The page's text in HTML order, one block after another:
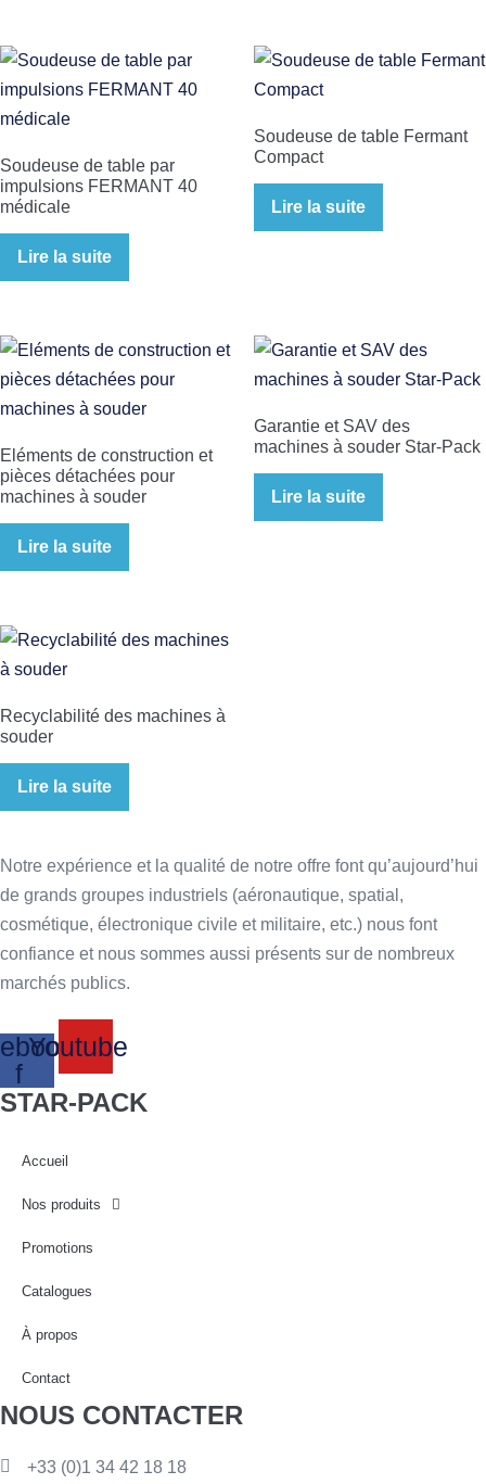
Soudeuse de table par
impulsions FERMANT 40
médicale
Lire la suite
Soudeuse de table Fermant
Compact
Lire la suite
Eléments de construction et
pièces détachées pour
machines à souder
Lire la suite
Garantie et SAV des
machines à souder Star-Pack
Lire la suite
Recyclabilité des machines à
souder
Lire la suite
Notre expérience et la qualité de notre offre font qu’aujourd’hui
de grands groupes industriels (aéronautique, spatial,
cosmétique, électronique civile et militaire, etc.) nous font
confiance et nous sommes aussi présents sur de nombreux
marchés publics.
f
Youtube
STAR-PACK
Accueil
Nos produits
Promotions
Catalogues
À propos
Contact
NOUS CONTACTER
+33 (0)1 34 42 18 18